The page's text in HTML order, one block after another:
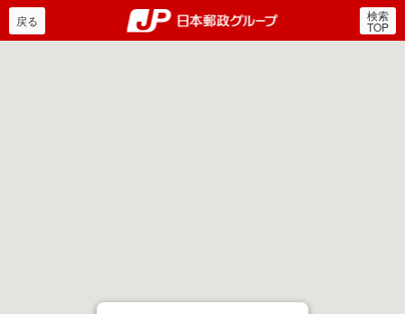
郵便局・日本郵政グルー
戻る 検索
TOP